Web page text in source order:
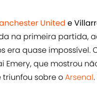
United e
na primeira partida,
era quase impossível.
Emery, que mostrou
triunfou sobre oArsenal